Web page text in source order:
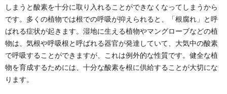
しまうと酸素を十分に取り入れることができなくなってしまうから
です。多くの植物では根での呼吸が抑えられると、「根腐れ」と呼
ばれる症状が起きます。湿地に生える植物やマングローブなどの植
物は、気根や呼吸根と呼ばれる器官が発達していて、大気中の酸素
で呼吸することができますが、これは例外的な性質です。健全な植
物を育成するためには、十分な酸素を根に供給することが大切にな
ります。